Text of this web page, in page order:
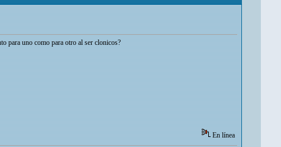
para uno como para otro al ser clonicos?
En línea